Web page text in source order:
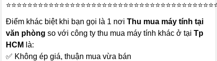
Điểm khác biệt khi bạn gọi là 1 nơiThu mua máy tính tại
văn phòng so với công ty thu mua máy tính khác ở tạiTp
HCM là:
✅ Không ép giá, thuận mua vừa bán